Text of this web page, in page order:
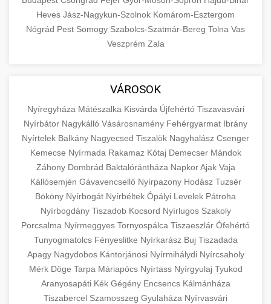
View Top Models e-scooter reviews
boost your website's authority and search
engine rankings. White-hat techniques only.
📦 5. termékek és
szolgáltatások
+
economics and business. Learn about product
types and service categories.
en.wikipedia.org economic concepts
💶 6. eus pénzek
🚀 8. seo ügynökség +
Expert search engine optimization services to
improve your website's visibility and organic
traffic. Technical SEO, content optimization,
and more.
onlinemarketing101.biz
search optimization experts
💎 9. mellplasztika +
Professional breast augmentation services
with experienced surgeons. Learn about
procedures, recovery, and consultation options
for cosmetic enhancement.
szeptest.com cosmetic breast surgery
✨ 10. hasplasztika +
Expert tummy tuck procedures to achieve a
flatter, more toned abdomen. Consultation
with certified plastic surgeons and
comprehensive aftercare.
👁️ szemhejplasztika +
Professional blepharoplasty procedures to
Heves Jász-Nagykun-Szolnok Komárom-Esztergom
Nógrád Pest Somogy Szabolcs-Szatmár-Bereg Tolna Vas
Veszprém Zala
VÁROSOK
Nyíregyháza Mátészalka Kisvárda Újfehértó Tiszavasvári
Nyírbátor Nagykálló Vásárosnamény Fehérgyarmat Ibrány
Nyírtelek Balkány Nagyecsed Tiszalök Nagyhalász Csenger
Kemecse Nyírmada Rakamaz Kótaj Demecser Mándok
Záhony Dombrád Baktalórántháza NapkorAjak Vaja
Kállósemjén Gávavencsellő Nyírpazony Hodász Tuzsér
Bököny Nyírbogát Nyírbéltek Ópályi Levelek Pátroha
Nyírbogdány Tiszadob Kocsord Nyírlugos Szakoly
Porcsalma Nyírmeggyes Tornyospálca Tiszaeszlár Ófehértó
Tunyogmatolcs Fényeslitke Nyírkarász Buj Tiszadada
Apagy Nagydobos Kántorjánosi Nyírmihálydi Nyírcsaholy
Mérk Döge Tarpa Máriapócs Nyírtass Nyírgyulaj Tyukod
Aranyosapáti Kék Gégény Encsencs Kálmánháza
Tiszabercel Szamosszeg Gyulaháza Nyírvasvári